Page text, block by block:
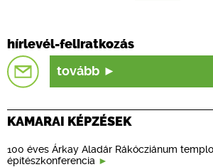
hírlevél-feliratkozás
tovább
KAMARAI KÉPZÉSEK
100 éves Árkay Aladár Rákócziánum
építészkonferencia